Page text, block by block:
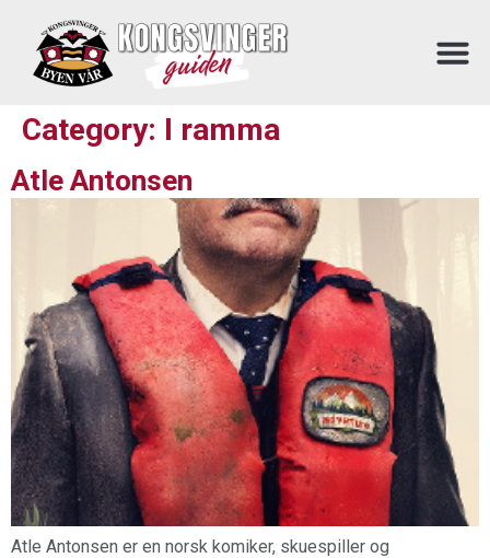
Category: I ramma
Atle Antonsen
Atle Antonsen er en norsk komiker, skuespiller og